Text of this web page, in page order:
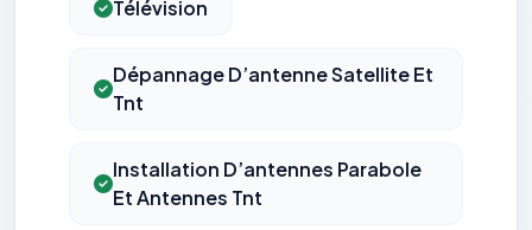
Télévision
Dépannage D’antenne Satellite Et
Tnt
Installation D’antennes Parabole
Et Antennes Tnt